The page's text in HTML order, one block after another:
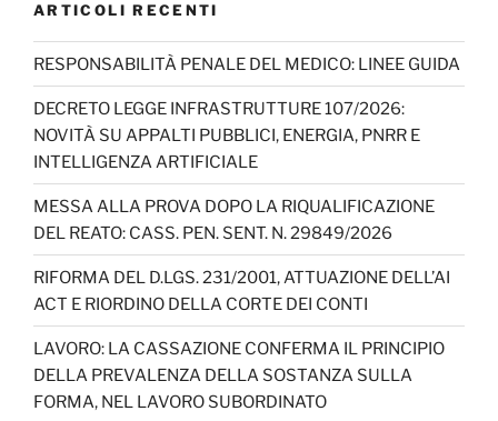
e
b
o
o
k
gr
a
m
o
k
e
dI
n
er
T
u
b
e
C
h
a
n
n
el
ARTICOLI RECENTI
RESPONSABILITÀ PENALE DEL MEDICO: LINEE GUIDA
DECRETO LEGGE INFRASTRUTTURE 107/2026:
NOVITÀ SU APPALTI PUBBLICI, ENERGIA, PNRR E
INTELLIGENZA ARTIFICIALE
MESSA ALLA PROVA DOPO LA RIQUALIFICAZIONE
DEL REATO: CASS. PEN. SENT. N. 29849/2026
RIFORMA DEL D.LGS. 231/2001, ATTUAZIONE DELL’AI
ACT E RIORDINO DELLA CORTE DEI CONTI
LAVORO: LA CASSAZIONE CONFERMA IL PRINCIPIO
DELLA PREVALENZA DELLA SOSTANZA SULLA
FORMA, NEL LAVORO SUBORDINATO